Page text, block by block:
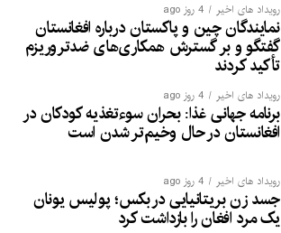
رویداد های اخیر 4 روز ago
نمایندگان چین و پاکستان درباره افغانستان
گفتگو و بر گسترش همکاری‌های ضدتروریزم
تأکید کردند
رویداد های اخیر 4 روز ago
برنامه جهانی غذا: بحران سوءتغذیه کودکان در
افغانستان در حال وخیم‌تر شدن است
رویداد های اخیر 4 روز ago
جسد زن بریتانیایی در بکس؛ پولیس یونان
یک مرد افغان را بازداشت کرد